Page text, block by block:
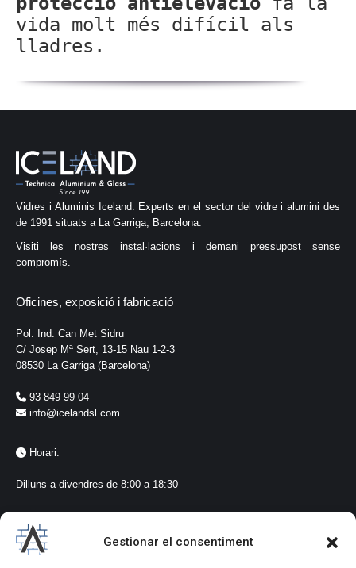
Gestionar el consentiment
vida molt més difícil als
lladres.
Vidres i Aluminis Iceland. Experts en el sector del vidre i alumini des
de 1991 situats a La Garriga, Barcelona.
Visiti les nostres instal·lacions i demani pressupost sense
compromís.
Oficines, exposició i fabricació
Pol. Ind. Can Met Sidru
C/ Josep Mª Sert, 13-15 Nau 1-2-3
08530 La Garriga (Barcelona)
93 849 99 04
info@icelandsl.com
Horari:
Dilluns a divendres de 8:00 a 18:30
Seguiment a les xarxes
@icelandlagarriga